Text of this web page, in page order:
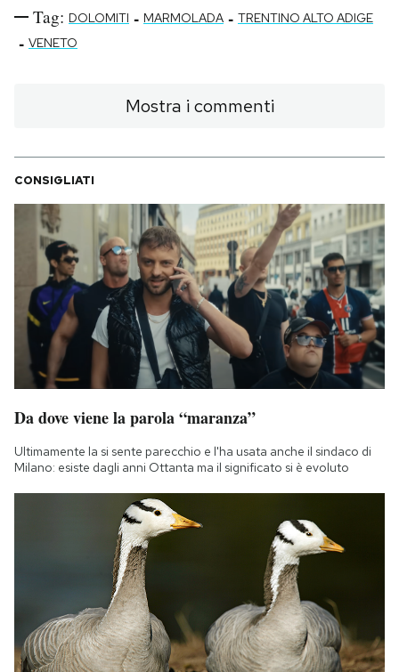
Tag: DOLOMITI - MARMOLADA - TRENTINO ALTO ADIGE
- VENETO
Mostra i commenti
CONSIGLIATI
Da dove viene la parola “maranza”
Ultimamente la si sente parecchio e l'ha usata anche il sindaco di
Milano: esiste dagli anni Ottanta ma il significato si è evoluto